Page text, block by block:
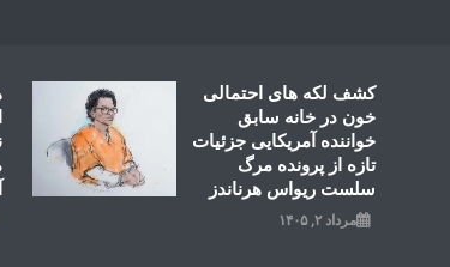
کشف لکه های احتمالی
خون در خانه سابق
خواننده آمریکایی جزئیات
تازه از پرونده مرگ
سلست ریواس هرناندز
مرداد ۲, ۱۴۰۵